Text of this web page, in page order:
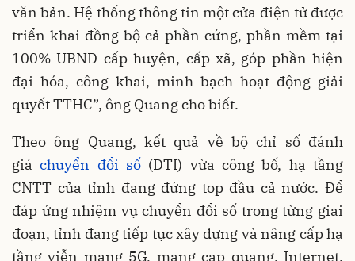
văn bản. Hệ thống thông tin một cửa điện tử được
triển khai đồng bộ cả phần cứng, phần mềm tại
100% UBND cấp huyện, cấp xã, góp phần hiện
đại hóa, công khai, minh bạch hoạt động giải
quyết TTHC”, ông Quang cho biết.
Theo ông Quang, kết quả về bộ chỉ số đánh
giáchuyển đổi số (DTI) vừa công bố, hạ tầng
CNTT của tỉnh đang đứng top đầu cả nước. Để
đáp ứng nhiệm vụ chuyển đổi số trong từng giai
đoạn, tỉnh đang tiếp tục xây dựng và nâng cấp hạ
tầng viễn mạng 5G, mạng cap quang, Internet,